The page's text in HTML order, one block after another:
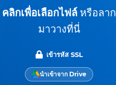
คลิกเพื่อเลือกไฟล์ หรือลาก
มาวางที่นี่
เข้ารหัส SSL
นำเข้าจาก Drive